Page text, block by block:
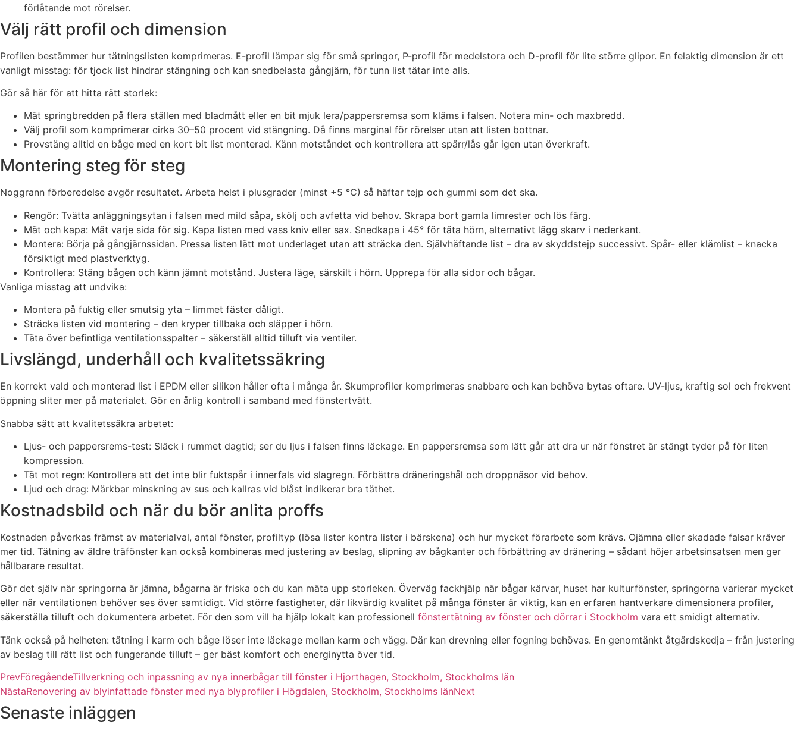
förlåtande mot rörelser.
Välj rätt profil och dimension
Profilen bestämmer hur tätningslisten komprimeras. E-profil lämpar sig för små springor, P-profil för medelstora och D-profil för lite större glipor. En felaktig dimension är ett
vanligt misstag: för tjock list hindrar stängning och kan snedbelasta gångjärn, för tunn list tätar inte alls.
Gör så här för att hitta rätt storlek:
Mät springbredden på flera ställen med bladmått eller en bit mjuk lera/pappersremsa som kläms i falsen. Notera min- och maxbredd.
Välj profil som komprimerar cirka 30–50 procent vid stängning. Då finns marginal för rörelser utan att listen bottnar.
Provstäng alltid en båge med en kort bit list monterad. Känn motståndet och kontrollera att spärr/lås går igen utan överkraft.
Montering steg för steg
Noggrann förberedelse avgör resultatet. Arbeta helst i plusgrader (minst +5 °C) så häftar tejp och gummi som det ska.
Rengör: Tvätta anläggningsytan i falsen med mild såpa, skölj och avfetta vid behov. Skrapa bort gamla limrester och lös färg.
Mät och kapa: Mät varje sida för sig. Kapa listen med vass kniv eller sax. Snedkapa i 45° för täta hörn, alternativt lägg skarv i nederkant.
Montera: Börja på gångjärnssidan. Pressa listen lätt mot underlaget utan att sträcka den. Självhäftande list – dra av skyddstejp successivt. Spår- eller klämlist – knacka
försiktigt med plastverktyg.
Kontrollera: Stäng bågen och känn jämnt motstånd. Justera läge, särskilt i hörn. Upprepa för alla sidor och bågar.
Vanliga misstag att undvika:
Montera på fuktig eller smutsig yta – limmet fäster dåligt.
Sträcka listen vid montering – den kryper tillbaka och släpper i hörn.
Täta över befintliga ventilationsspalter – säkerställ alltid tilluft via ventiler.
Livslängd, underhåll och kvalitetssäkring
En korrekt vald och monterad list i EPDM eller silikon håller ofta i många år. Skumprofiler komprimeras snabbare och kan behöva bytas oftare. UV-ljus, kraftig sol och frekvent
öppning sliter mer på materialet. Gör en årlig kontroll i samband med fönstertvätt.
Snabba sätt att kvalitetssäkra arbetet:
Ljus- och pappersrems-test: Släck i rummet dagtid; ser du ljus i falsen finns läckage. En pappersremsa som lätt går att dra ur när fönstret är stängt tyder på för liten
kompression.
Tät mot regn: Kontrollera att det inte blir fuktspår i innerfals vid slagregn. Förbättra dräneringshål och droppnäsor vid behov.
Ljud och drag: Märkbar minskning av sus och kallras vid blåst indikerar bra täthet.
Kostnadsbild och när du bör anlita proffs
Kostnaden påverkas främst av materialval, antal fönster, profiltyp (lösa lister kontra lister i bärskena) och hur mycket förarbete som krävs. Ojämna eller skadade falsar kräver
mer tid. Tätning av äldre träfönster kan också kombineras med justering av beslag, slipning av bågkanter och förbättring av dränering – sådant höjer arbetsinsatsen men ger
hållbarare resultat.
Gör det själv när springorna är jämna, bågarna är friska och du kan mäta upp storleken. Överväg fackhjälp när bågar kärvar, huset har kulturfönster, springorna varierar mycket
eller när ventilationen behöver ses över samtidigt. Vid större fastigheter, där likvärdig kvalitet på många fönster är viktig, kan en erfaren hantverkare dimensionera profiler,
säkerställa tilluft och dokumentera arbetet. För den som vill ha hjälp lokalt kan professionell fönstertätning av fönster och dörrar i Stockholm vara ett smidigt alternativ.
Tänk också på helheten: tätning i karm och båge löser inte läckage mellan karm och vägg. Där kan drevning eller fogning behövas. En genomtänkt åtgärdskedja – från justering
av beslag till rätt list och fungerande tilluft – ger bäst komfort och energinytta över tid.
PrevFöregåendeTillverkning och inpassning av nya innerbågar till fönster i Hjorthagen, Stockholm, Stockholms län
NästaRenovering av blyinfattade fönster med nya blyprofiler i Högdalen, Stockholm, Stockholms länNext
Senaste inläggen